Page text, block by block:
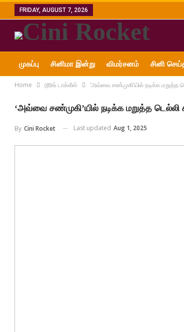
FRIDAY, AUGUST 7, 2026
முகப்பு சினிமா இன்று விமர்சனம் சினி
அன்னை ஜானகி எம்.ஜி.ஆர்
Home டூரிங் டாக்கீஸ் ‘அவ்வை சண்முகி’யில் நடிக்க
‘அவ்வை சண்முகி’யில் நடிக்க மறுத்த
By Cini Rocket Last updated Aug 1, 2025